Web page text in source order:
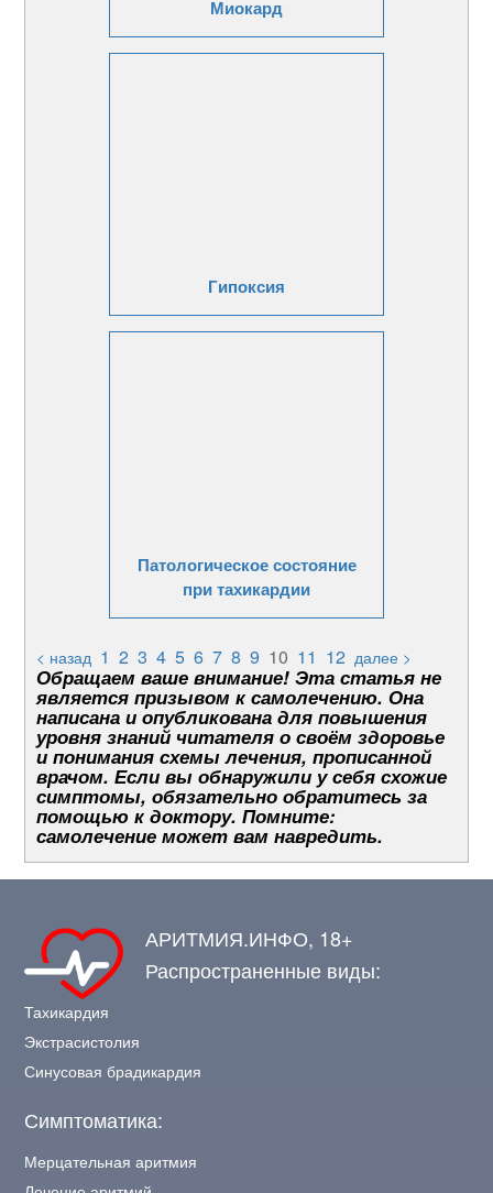
Миокард
Гипоксия
Патологическое состояние
при тахикардии
< назад 1 2 3 4 5 6 7 8 9 10 11 12 далее >
Обращаем ваше внимание! Эта статья не
является призывом к самолечению. Она
написана и опубликована для повышения
уровня знаний читателя о своём здоровье
и понимания схемы лечения, прописанной
врачом. Если вы обнаружили у себя схожие
симптомы, обязательно обратитесь за
помощью к доктору. Помните:
самолечение может вам навредить.
АРИТМИЯ.ИНФО, 18+
Распространенные виды:
Тахикардия
Экстрасистолия
Синусовая брадикардия
Симптоматика:
Мерцательная аритмия